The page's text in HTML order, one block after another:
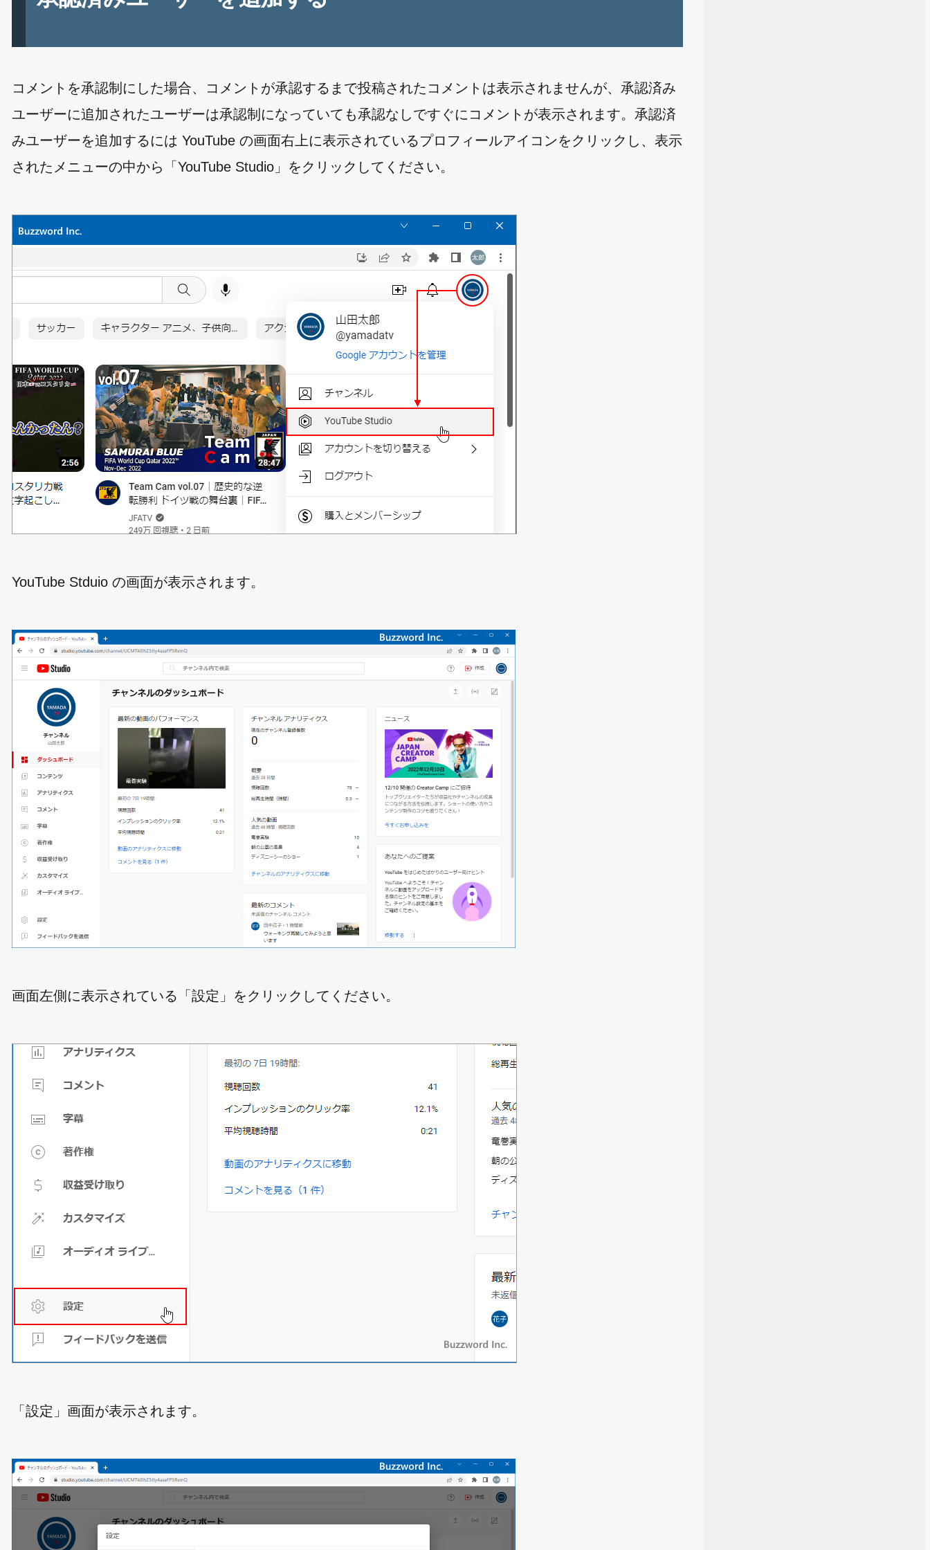
コメントを承認制にした場合、コメントが承認するまで投稿されたコメントは表示されませんが、承認済み
ユーザーに追加されたユーザーは承認制になっていても承認なしですぐにコメントが表示されます。承認済
みユーザーを追加するには YouTube の画面右上に表示されているプロフィールアイコンをクリックし、表示
されたメニューの中から「YouTube Studio」をクリックしてください。
YouTube Stduio の画面が表示されます。
画面左側に表示されている「設定」をクリックしてください。
「設定」画面が表示されます。